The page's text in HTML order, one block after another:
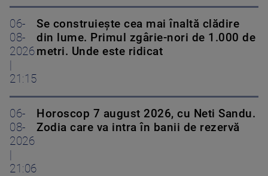
06-
08-
2026
|
21:15
Se construiește cea mai înaltă clădire
din lume. Primul zgârie-nori de 1.000 de
metri. Unde este ridicat
06-
08-
2026
|
21:06
Horoscop 7 august 2026, cu Neti Sandu.
Zodia care va intra în banii de rezervă